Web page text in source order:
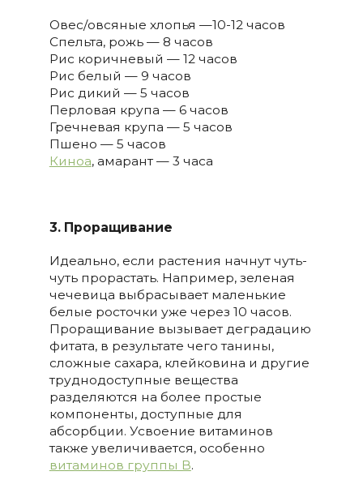
Овес/овсяные хлопья —10-12 часов
Спельта, рожь — 8 часов
Рис коричневый — 12 часов
Рис белый — 9 часов
Рис дикий — 5 часов
Перловая крупа — 6 часов
Гречневая крупа — 5 часов
Пшено — 5 часов
Киноа, амарант — 3 часа
3. Проращивание
Идеально, если растения начнут чуть-
чуть прорастать. Например, зеленая
чечевица выбрасывает маленькие
белые росточки уже через 10 часов.
Проращивание вызывает деградацию
фитата, в результате чего танины,
сложные сахара, клейковина и другие
труднодоступные вещества
разделяются на более простые
компоненты, доступные для
абсорбции. Усвоение витаминов
также увеличивается, особенно
витаминов группы В.